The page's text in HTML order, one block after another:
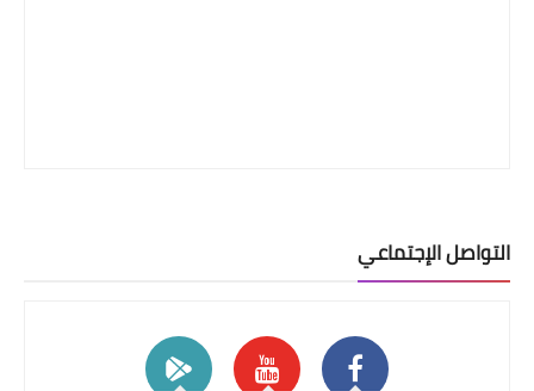
التواصل الإجتماعي